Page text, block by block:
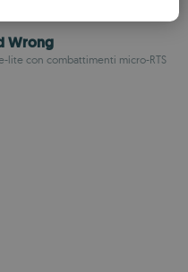
Wrong
lite con combattimenti micro-RTS